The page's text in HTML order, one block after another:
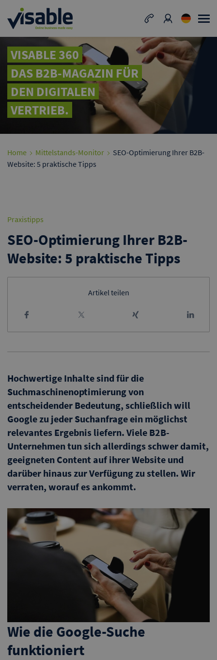
VISABLE 360
DAS B2B-MAGAZIN FÜR
DEN DIGITALEN
VERTRIEB.
Home Mittelstands-Monitor
SEO-Optimierung Ihrer B2B-
Website: 5 praktische Tipps
Praxistipps
SEO-Optimierung Ihrer B2B-
Website: 5 praktische Tipps
Artikel teilen
Hochwertige Inhalte sind für die
Suchmaschinenoptimierung von
entscheidender Bedeutung, schließlich will
Google zu jeder Suchanfrage ein möglichst
relevantes Ergebnis liefern. Viele B2B-
Unternehmen tun sich allerdings schwer damit,
geeigneten Content auf ihrer Website und
darüber hinaus zur Verfügung zu stellen. Wir
verraten, worauf es ankommt.
Wie die Google-Suche
funktioniert